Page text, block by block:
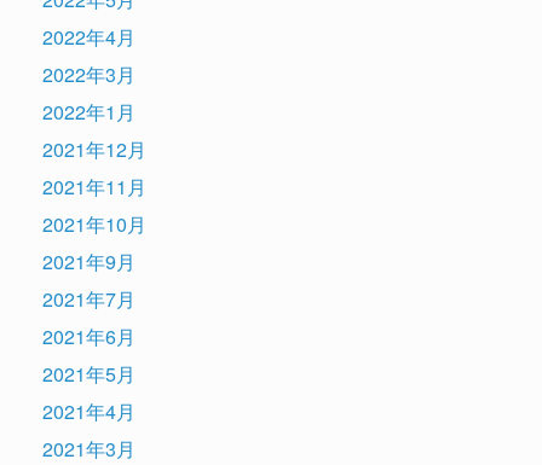
2022年4月
2022年3月
2022年1月
2021年12月
2021年11月
2021年10月
2021年9月
2021年7月
2021年6月
2021年5月
2021年4月
2021年3月